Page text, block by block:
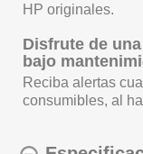
HP originales.
Disfrute de
bajo
Reciba alertas
consumibles, al